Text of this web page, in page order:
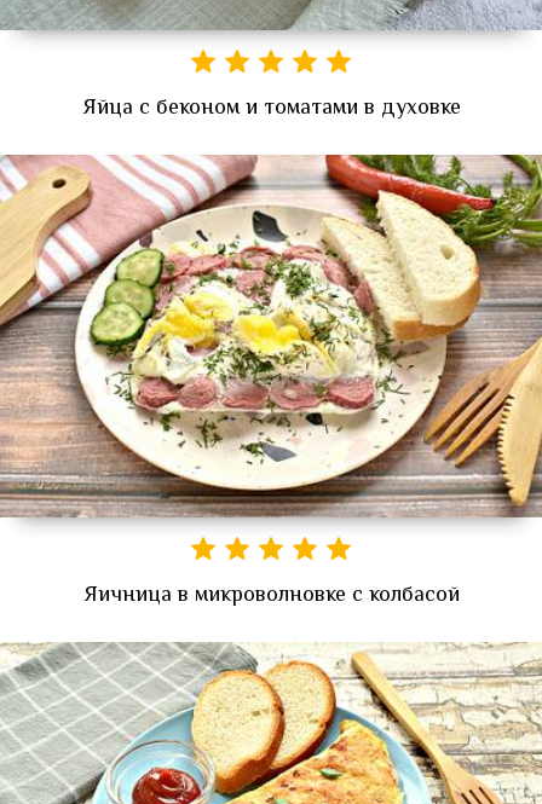
Яйца с беконом и томатами в духовке
Яичница в микроволновке с колбасой